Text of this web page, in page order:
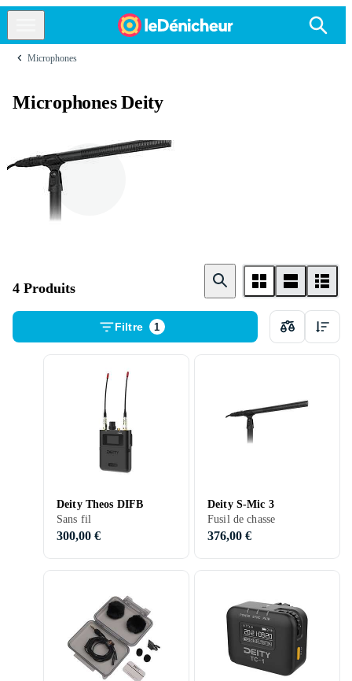
Microphones
Microphones Deity
4 Produits
Filtre 1
Deity Theos DIFB
Sans fil
300,00 €
Deity S-Mic 3
Fusil de chasse
376,00 €